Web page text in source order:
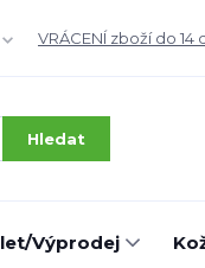
VRÁCENÍ zboží do 14
Hledat
Výprodej